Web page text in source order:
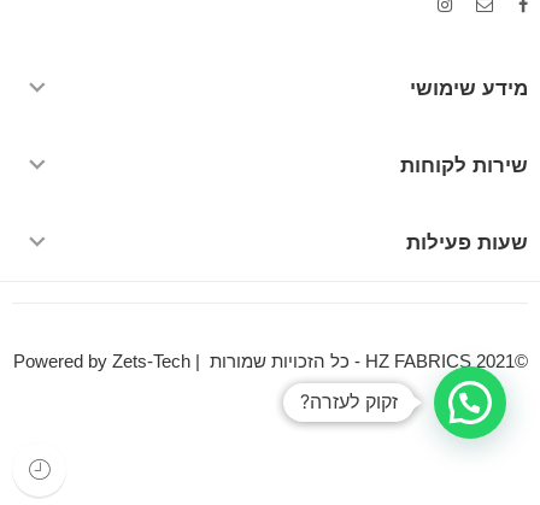
מידע שימושי
שירות לקוחות
שעות פעילות
©HZ FABRICS 2021 - כל הזכויות שמורות | Powered by Zets-Tech
זקוק לעזרה?